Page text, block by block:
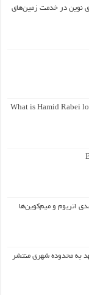
نوین در خدمت زمین‌های
What is Hamid Rabei
به محدوده شهری منتشر